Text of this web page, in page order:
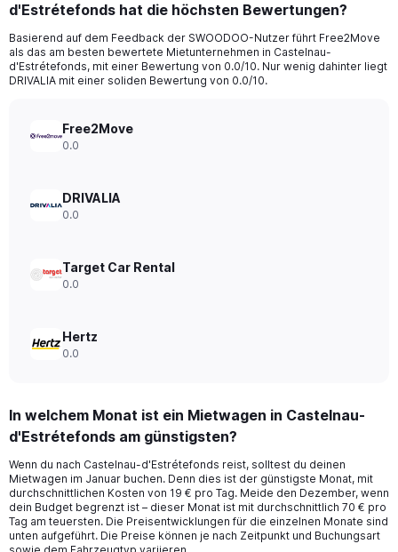
d'Estrétefonds hat die höchsten Bewertungen?
Basierend auf dem Feedback der SWOODOO-Nutzer führt Free2Move
als das am besten bewertete Mietunternehmen in Castelnau-
d'Estrétefonds, mit einer Bewertung von 0.0/10. Nur wenig dahinter liegt
DRIVALIA mit einer soliden Bewertung von 0.0/10.
Free2Move
0.0
DRIVALIA
0.0
Target Car Rental
0.0
Hertz
0.0
In welchem Monat ist ein Mietwagen in Castelnau-
d'Estrétefonds am günstigsten?
Wenn du nach Castelnau-d'Estrétefonds reist, solltest du deinen
Mietwagen im Januar buchen. Denn dies ist der günstigste Monat, mit
durchschnittlichen Kosten von 19 € pro Tag. Meide den Dezember, wenn
dein Budget begrenzt ist – dieser Monat ist mit durchschnittlich 70 € pro
Tag am teuersten. Die Preisentwicklungen für die einzelnen Monate sind
unten aufgeführt. Die Preise können je nach Zeitpunkt und Buchungsart